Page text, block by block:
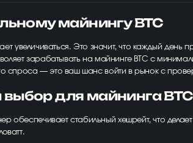
майнингу BTC
увеличиваться. Это значит, что каждый
зарабатывать на майнинге BTC с
спроса — это ваш шанс войти в рынок с
для майнинга BTC
обеспечивает стабильный хешрейт, что